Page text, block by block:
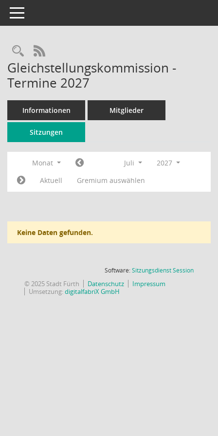
Toggle navigation
Rechercheauswahl
RSS-Feed
Gleichstellungskommission -
Termine 2027
Informationen Mitglieder
Sitzungen
Monat Juli
2027
Aktuell
Gremium auswählen
Keine Daten gefunden.
Software:SitzungsdienstSession(Wird in
© 2025 Stadt Fürth Datenschutz
Impressum
Umsetzung:digitalfabriX GmbH